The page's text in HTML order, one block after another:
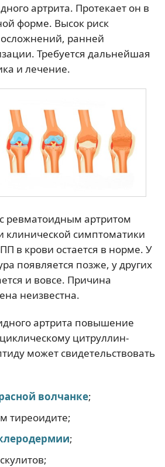
артрита. Протекает он в
форме. Высок риск
ранней
Требуется дальнейшая
и лечение.
ревматоидным артритом
клинической симптоматики
в крови остается в норме. У
появляется позже, у других
и вовсе. Причина
неизвестна.
артрита повышение
цитруллин-
может свидетельствовать
волчанке;
тиреоидите;
;